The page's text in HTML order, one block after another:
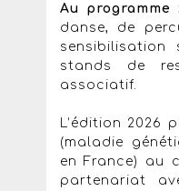
Au programme :
danse, de
sensibilisation
stands de
associatif.
L’édition 2026
(maladie
en France) au
partenariat